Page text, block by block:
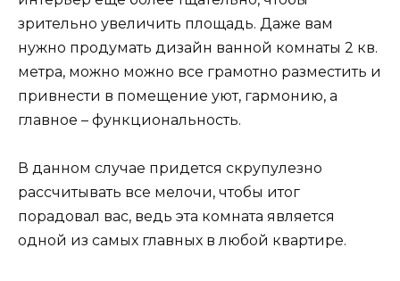
зрительно увеличить площадь. Даже вам
нужно продумать дизайн ванной комнаты 2 кв.
метра, можно можно все грамотно разместить и
привнести в помещение уют, гармонию, а
главное – функциональность.
В данном случае придется скрупулезно
рассчитывать все мелочи, чтобы итог
порадовал вас, ведь эта комната является
одной из самых главных в любой квартире.